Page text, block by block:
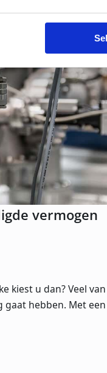
vermogen
kiest u dan? Veel van
gaat hebben. Met een